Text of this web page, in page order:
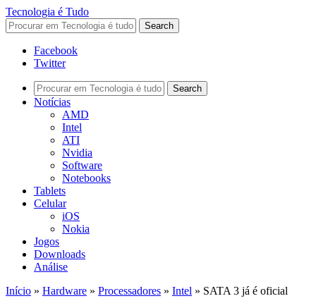
Tecnologia é Tudo
Facebook
Twitter
Notícias
AMD
Intel
ATI
Nvidia
Software
Notebooks
Tablets
Celular
iOS
Nokia
Jogos
Downloads
Análise
Início » Hardware » Processadores » Intel » SATA 3 já é oficial